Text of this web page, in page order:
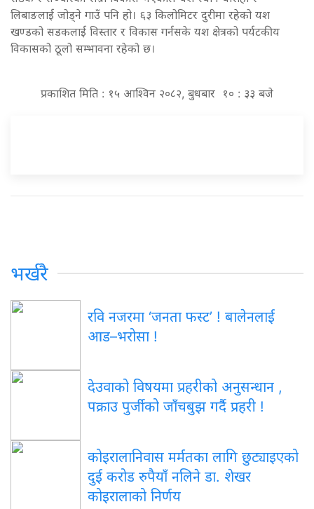
लिबाङलाई जोड्ने गाउँ पनि हो। ६३ किलोमिटर दुरीमा रहेको यश
खण्डको सडकलाई विस्तार र विकास गर्नसके यश क्षेत्रको पर्यटकीय
विकासको ठूलो सम्भावना रहेको छ।
प्रकाशित मिति : १५ आश्विन २०८२, बुधबार १० : ३३ बजे
भर्खरै
रवि नजरमा ‘जनता फस्ट’ ! बालेनलाई
आड–भरोसा !
देउवाको विषयमा प्रहरीको अनुसन्धान ,
पक्राउ पुर्जीको जाँचबुझ गर्दै प्रहरी !
कोइरालानिवास मर्मतका लागि छुट्याइएको
दुई करोड रुपैयाँ नलिने डा. शेखर
कोइरालाको निर्णय